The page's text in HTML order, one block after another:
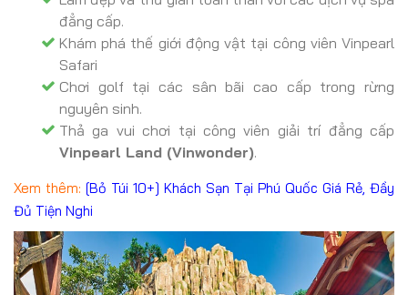
đẳng cấp.
Khám phá thế giới động vật tại công viên Vinpearl
Safari
Chơi golf tại các sân bãi cao cấp trong rừng
nguyên sinh.
Thả ga vui chơi tại công viên giải trí đẳng cấp
Vinpearl Land (Vinwonder).
Xem thêm: [Bỏ Túi 10+] Khách Sạn Tại Phú Quốc Giá Rẻ, Đầy
Đủ Tiện Nghi